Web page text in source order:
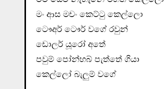
මං ආස මචං කෙට්ටු කෙල්ලො
ටෞඅර් ටෞර් වගේ රවුන්
ඩොලර් යූරෝ අතේ
පවුම් පෝන්හබ් පැත්තේ ගියා
කෙල්ලෝ බැලුම් වගේ